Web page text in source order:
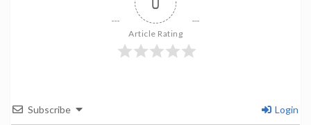
Article Rating
Subscribe Login